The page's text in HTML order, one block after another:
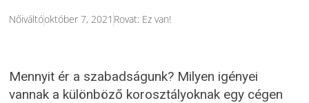
Nőiváltóoktóber 7, 2021 Rovat: Ez van!
Mennyit ér a szabadságunk? Milyen igényei
vannak a különböző korosztályoknak egy cégen